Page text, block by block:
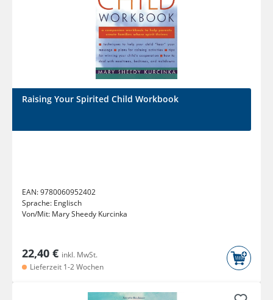
Raising Your Spirited Child Workbook
EAN:9780060952402
Sprache: Englisch
Von/Mit: Mary Sheedy Kurcinka
22,40 € inkl. MwSt.
Lieferzeit 1-2 Wochen